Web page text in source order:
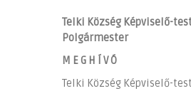
Telki Község Képviselő-
Polgármester
M E G H Í V Ó
Telki Község Képviselő-